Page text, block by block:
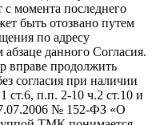
с момента последнего
быть отозвано путем
по адресу
данного Согласия.
вправе продолжить
согласия при наличии
ст.6, п.п. 2-10 ч.2 ст.10 и
№ 152-ФЗ «О